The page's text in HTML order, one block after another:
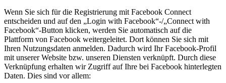
Wenn Sie sich für die Registrierung mit Facebook Connect
entscheiden und auf den „Login with Facebook“-/„Connect with
Facebook“-Button klicken, werden Sie automatisch auf die
Plattform von Facebook weitergeleitet. Dort können Sie sich mit
Ihren Nutzungsdaten anmelden. Dadurch wird Ihr Facebook-Profil
mit unserer Website bzw. unseren Diensten verknüpft. Durch diese
Verknüpfung erhalten wir Zugriff auf Ihre bei Facebook hinterlegten
Daten. Dies sind vor allem: